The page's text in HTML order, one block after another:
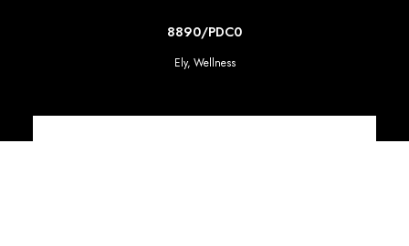
SCOPRI DI PIU'
8890/PDC0
Ely, Wellness